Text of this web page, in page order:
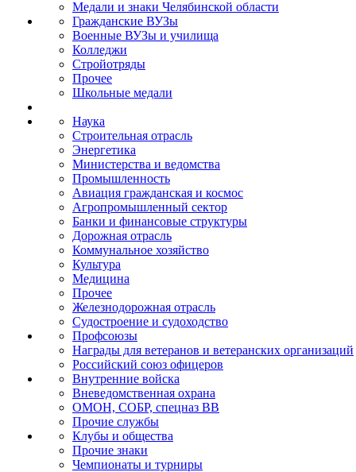
Медали и знаки Челябинской области
Гражданские ВУЗы
Военные ВУЗы и училища
Колледжи
Стройотряды
Прочее
Школьные медали
Наука
Строительная отрасль
Энергетика
Министерства и ведомства
Промышленность
Авиация гражданская и космос
Агропромышленный сектор
Банки и финансовые структуры
Дорожная отрасль
Коммунальное хозяйство
Культура
Медицина
Прочее
Железнодорожная отрасль
Судостроение и судоходство
Профсоюзы
Награды для ветеранов и ветеранских организаций
Российский союз офицеров
Внутренние войска
Вневедомственная охрана
ОМОН, СОБР, спецназ ВВ
Прочие службы
Клубы и общества
Прочие знаки
Чемпионаты и турниры